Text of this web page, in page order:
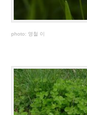
photo: 영철 이